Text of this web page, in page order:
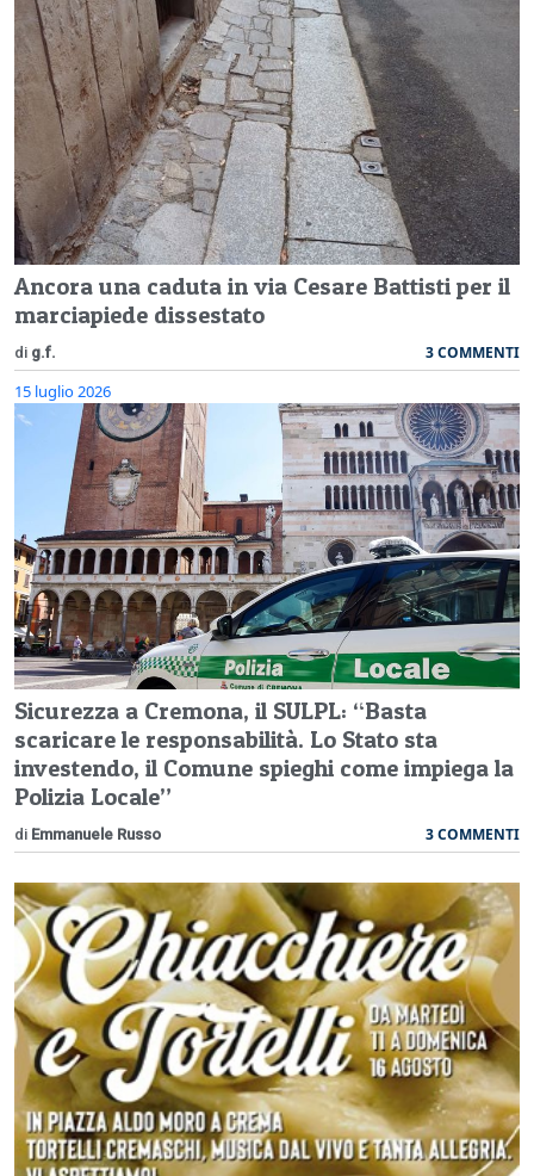
Ancora una caduta in via Cesare Battisti per il
marciapiede dissestato
di g.f. 3 COMMENTI
15 luglio 2026
Sicurezza a Cremona, il SULPL: “Basta
scaricare le responsabilità. Lo Stato sta
investendo, il Comune spieghi come impiega la
Polizia Locale”
di Emmanuele Russo 3 COMMENTI